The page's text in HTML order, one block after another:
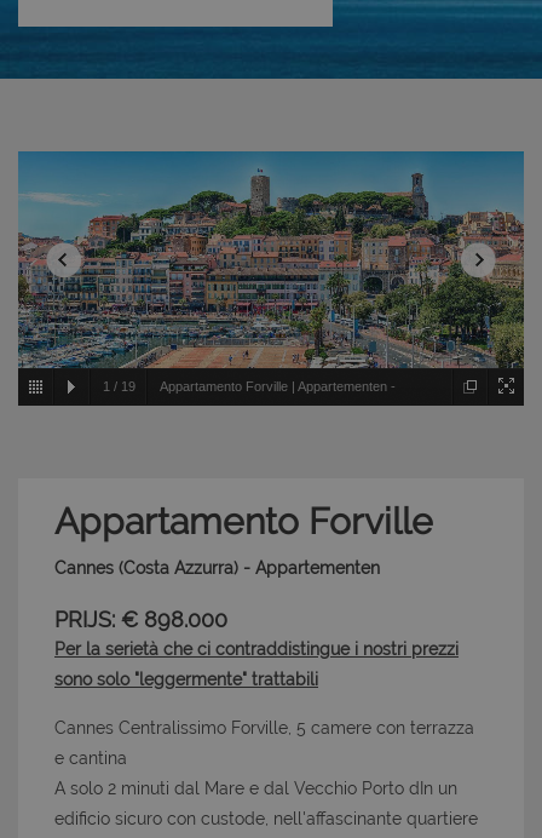
1 / 19 Appartamento Forville | Appartementen -
Appartamento Forville
Cannes (Costa Azzurra) - Appartementen
PRIJS: € 898.000
Per la serietà che ci contraddistingue i nostri prezzi
sono solo "leggermente" trattabili
Cannes Centralissimo Forville, 5 camere con terrazza
e cantina
A solo 2 minuti dal Mare e dal Vecchio Porto dIn un
edificio sicuro con custode, nell'affascinante quartiere